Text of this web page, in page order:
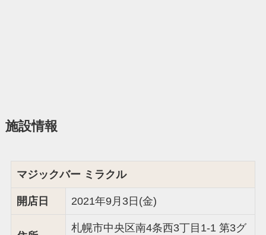
施設情報
マジックバー ミラクル
開店日 2021年9月3日(金)
札幌市中央区南4条西3丁目1-1 第3グ